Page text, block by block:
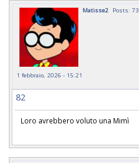
Matisse2 Posts:
1 febbraio, 2026 - 15:21
82
Loro avrebbero voluto una Mimì